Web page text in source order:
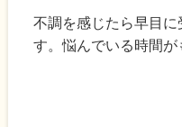
不調を感じたら早目に
す。悩んでいる時間が